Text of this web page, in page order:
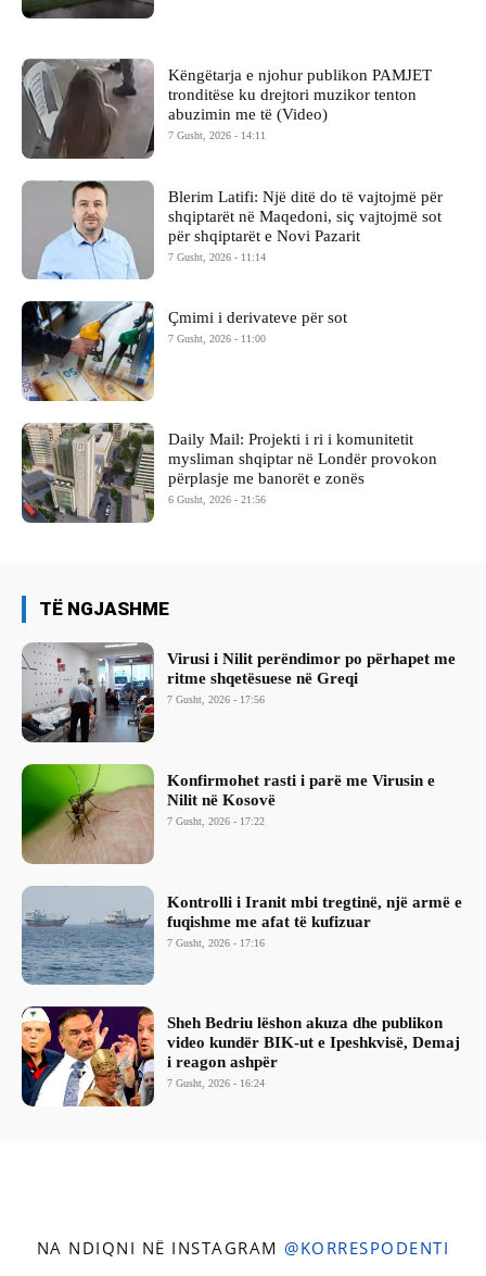
Këngëtarja e njohur publikon PAMJET
tronditëse ku drejtori muzikor tenton
abuzimin me të (Video)
7 Gusht, 2026 - 14:11
Blerim Latifi: Një ditë do të vajtojmë për
shqiptarët në Maqedoni, siç vajtojmë sot
për shqiptarët e Novi Pazarit
7 Gusht, 2026 - 11:14
Çmimi i derivateve për sot
7 Gusht, 2026 - 11:00
Daily Mail: Projekti i ri i komunitetit
mysliman shqiptar në Londër provokon
përplasje me banorët e zonës
6 Gusht, 2026 - 21:56
TË NGJASHME
Virusi i Nilit perëndimor po përhapet me
ritme shqetësuese në Greqi
7 Gusht, 2026 - 17:56
Konfirmohet rasti i parë me Virusin e
Nilit në Kosovë
7 Gusht, 2026 - 17:22
Kontrolli i Iranit mbi tregtinë, një armë e
fuqishme me afat të kufizuar
7 Gusht, 2026 - 17:16
Sheh Bedriu lëshon akuza dhe publikon
video kundër BIK-ut e Ipeshkvisë, Demaj
i reagon ashpër
7 Gusht, 2026 - 16:24
NA NDIQNI NË INSTAGRAM @KORRESPODENTI